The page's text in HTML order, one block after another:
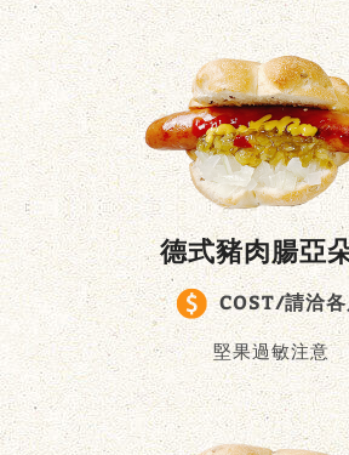
德式豬肉腸亞
COST/請洽
堅果過敏注意